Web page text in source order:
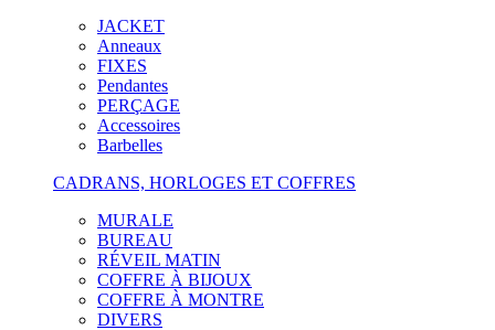
JACKET
Anneaux
FIXES
Pendantes
PERÇAGE
Accessoires
Barbelles
CADRANS, HORLOGES ET COFFRES
MURALE
BUREAU
RÉVEIL MATIN
COFFRE À BIJOUX
COFFRE À MONTRE
DIVERS